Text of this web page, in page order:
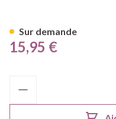
15,95 €
Sur demande